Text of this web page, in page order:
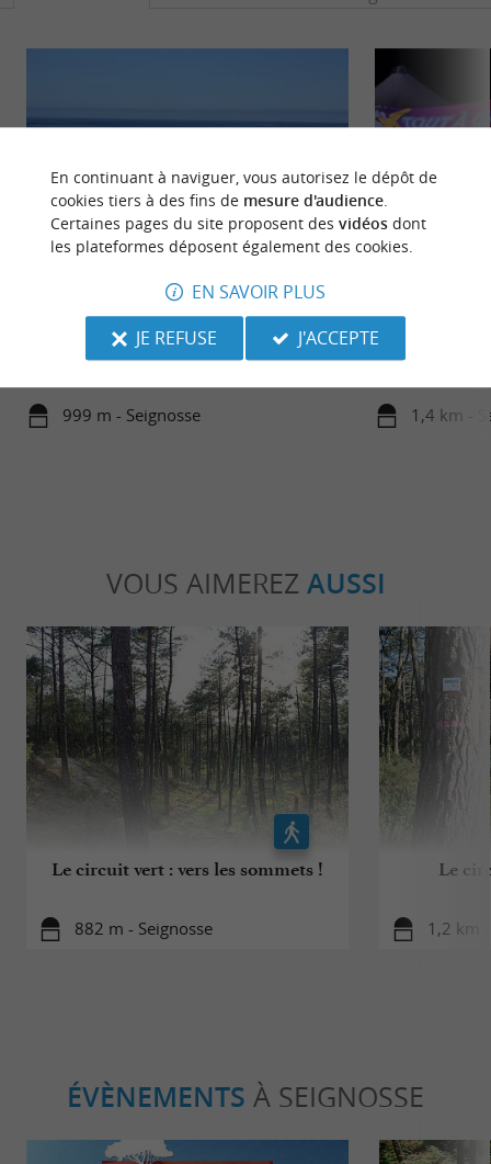
vacances rêvée : des immenses plages de sable fin,
999 m - Seignosse
grands à partir
1,4 km -
VOUS AIMEREZ AUSSI
Le circuit vert : vers les sommets !
882 m - Seignosse
Le
1,2 km
ÉVÈNEMENTS À SEIGNOSSE
En continuant à naviguer, vous autorisez le dépôt de
cookies tiers à des fins de mesure d'audience.
Certaines pages du site proposent des vidéosdont
les plateformes déposent également des cookies.
EN SAVOIR PLUS
JE REFUSE
J'ACCEPTE